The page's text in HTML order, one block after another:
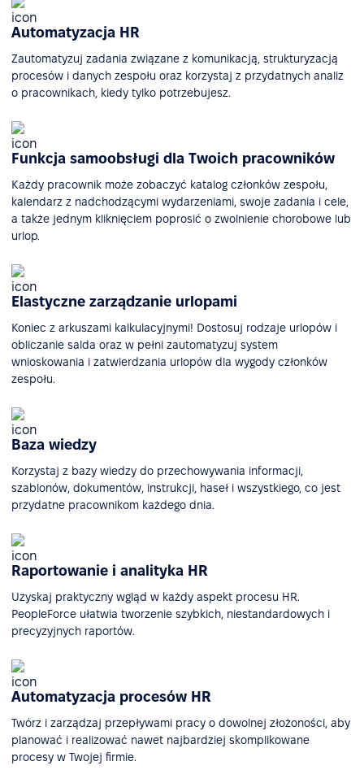
Automatyzacja HR
Zautomatyzuj zadania związane z komunikacją, strukturyzacją
procesów i danych zespołu oraz korzystaj z przydatnych analiz
o pracownikach, kiedy tylko potrzebujesz.
Funkcja samoobsługi dla Twoich pracowników
Każdy pracownik może zobaczyć katalog członków zespołu,
kalendarz z nadchodzącymi wydarzeniami, swoje zadania i cele,
a także jednym kliknięciem poprosić o zwolnienie chorobowe lub
urlop.
Elastyczne zarządzanie urlopami
Koniec z arkuszami kalkulacyjnymi! Dostosuj rodzaje urlopów i
obliczanie salda oraz w pełni zautomatyzuj system
wnioskowania i zatwierdzania urlopów dla wygody członków
zespołu.
Baza wiedzy
Korzystaj z bazy wiedzy do przechowywania informacji,
szablonów, dokumentów, instrukcji, haseł i wszystkiego, co jest
przydatne pracownikom każdego dnia.
Raportowanie i analityka HR
Uzyskaj praktyczny wgląd w każdy aspekt procesu HR.
PeopleForce ułatwia tworzenie szybkich, niestandardowych i
precyzyjnych raportów.
Automatyzacja procesów HR
Twórz i zarządzaj przepływami pracy o dowolnej złożoności, aby
planować i realizować nawet najbardziej skomplikowane
procesy w Twojej firmie.